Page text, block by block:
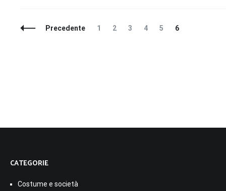
NavigazionePrecedente Pagina
1 Pagina
2 Pagina
3 Pagina
4 Pagina
5 Pagina
6
CATEGORIE
Costume e società